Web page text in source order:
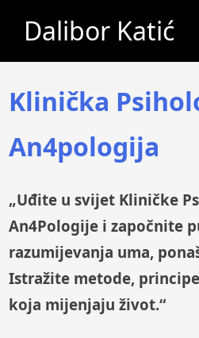
Dalibor Katić
Klinička
An4pologija
„Uđite u svijet Kliničke
An4Pologije i započnite
razumijevanja uma,
Istražite metode,
koja mijenjaju život.“